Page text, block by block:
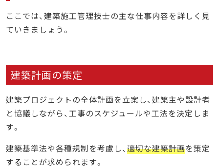
ここでは、建築施工管理技士の主な仕事内容を詳しく見
ていきましょう。
建築計画の策定
建築プロジェクトの全体計画を立案し、建築主や設計者
と協議しながら、工事のスケジュールや工法を決定しま
す。
建築基準法や各種規制を考慮し、 適切な建築計画を策定
することが求められます。